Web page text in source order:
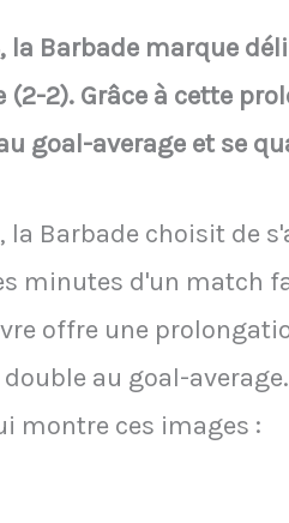
la Barbade marque
(2-2). Grâce à cette
goal-average et se
la Barbade choisit de
minutes d'un match
offre une
au goal-
montre ces images :